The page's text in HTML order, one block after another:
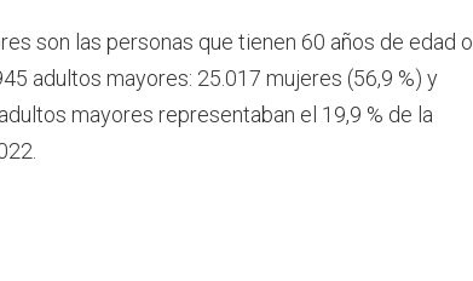
son las personas que tienen 60 años de edad o
adultos mayores: 25.017 mujeres (56,9 %) y
mayores representaban el 19,9 % de la